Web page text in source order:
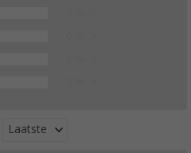
Laatste